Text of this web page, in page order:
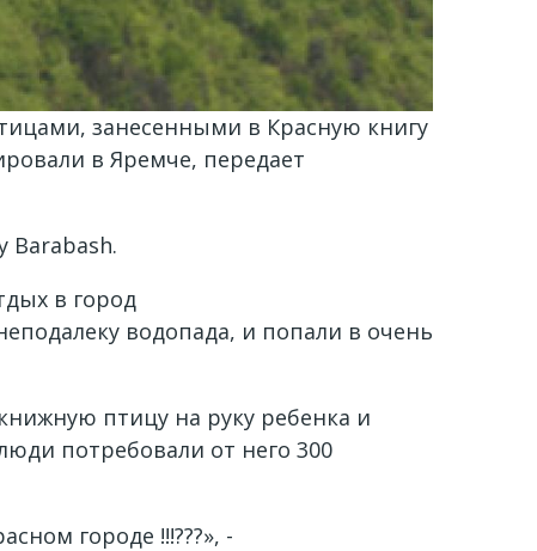
занесенными в Красную книгу
в Яремче, передает
Barabash.
в город
водопада, и попали в очень
птицу на руку ребенка и
потребовали от него 300
городе !!!???», -